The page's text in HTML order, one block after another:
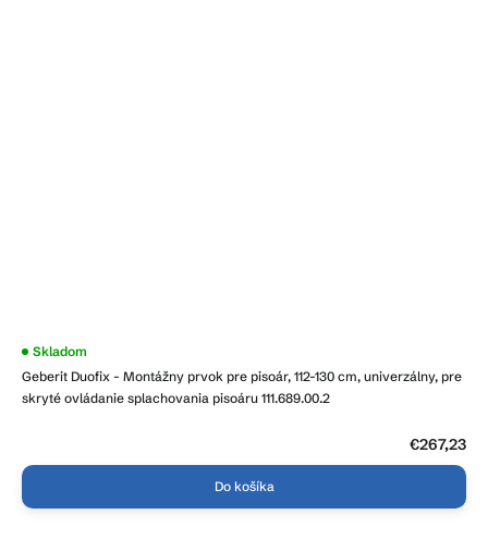
Geberit Duofix - Montážny prvok pre pisoár, 112-130 cm, univerzálny, pre
skryté ovládanie splachovania pisoáru 111.689.00.2
Skladom
€267,23
Do košíka